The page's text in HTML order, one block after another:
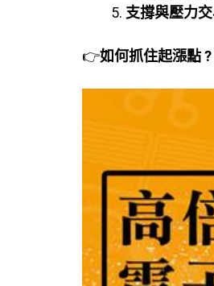
支撐與壓力
👉如何抓住起漲點 ?